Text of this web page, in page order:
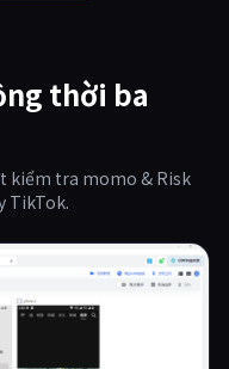
thời ba
kiểm tra momo & Risk
TikTok.